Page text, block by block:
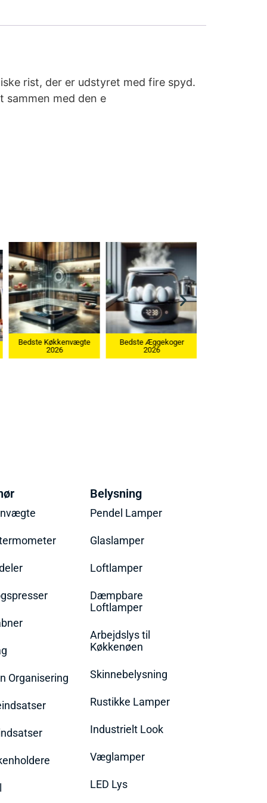
rist, der er udstyret med fire spyd.
med den e
Bedste Køkkenvægte
2026
Bedste Æggekoger
2026
Organisering
Belysning
Pendel Lamper
Glaslamper
Loftlamper
Dæmpbare
Loftlamper
Arbejdslys til
Køkkenøen
Skinnebelysning
Rustikke Lamper
Industrielt Look
Væglamper
LED Lys